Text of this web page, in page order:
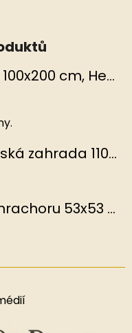
Kašmírový pléd Květiny 100x200 cm, Hedvábný svět
Hedvábný šátek Japonská zahrada 110x110 cm v dárkovém balení, HEDVÁBNÝ SVĚT
Hedvábný šátek Květy hrachoru 53x53 cm v dárkovém balení, HEDVÁBNÝ SVĚT